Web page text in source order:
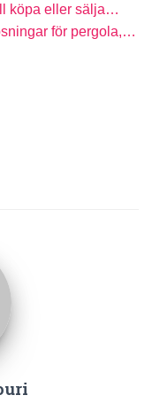
köpa eller sälja…
för pergola,…